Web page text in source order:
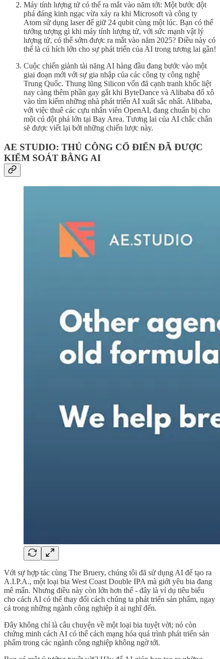
Máy tính lượng tử có thể ra mắt vào năm tới: Một bước đột
phá đáng kinh ngạc vừa xảy ra khi Microsoft và công ty
Atom sử dụng laser để giữ 24 qubit cùng một lúc. Bạn có thể
tưởng tượng gì khi máy tính lượng tử, với sức mạnh vật lý
lượng tử, có thể sớm được ra mắt vào năm 2025? Điều này có
thể là cú hích lớn cho sự phát triển của AI trong tương lai gần!
Cuộc chiến giành tài năng AI hàng đầu đang bước vào một
giai đoạn mới với sự gia nhập của các công ty công nghệ
Trung Quốc. Thung lũng Silicon vốn đã cạnh tranh khốc liệt
nay càng thêm phần gay gắt khi ByteDance và Alibaba đổ xô
vào tìm kiếm những nhà phát triển AI xuất sắc nhất. Alibaba,
với việc thuê các cựu nhân viên OpenAI, đang chuẩn bị cho
một cú đột phá lớn tại Bay Area. Tương lai của AI chắc chắn
sẽ được viết lại bởi những chiến lược này.
AE STUDIO: THỦ CÔNG CỔ ĐIỂN ĐÃ ĐƯỢC
KIỂM SOÁT BẰNG AI
Với sự hợp tác cùng The Bruery, chúng tôi đã sử dụng AI để tạo ra
A.I.P.A., một loại bia West Coast Double IPA mà giới yêu bia đang
mê mẩn. Nhưng điều này còn lớn hơn thế - đây là ví dụ tiêu biểu
cho cách AI có thể thay đổi cách chúng ta phát triển sản phẩm, ngay
cả trong những ngành công nghiệp ít ai nghĩ đến.
Đây không chỉ là câu chuyện về một loại bia tuyệt vời; nó còn
chứng minh cách AI có thể cách mạng hóa quá trình phát triển sản
phẩm trong các ngành công nghiệp không ngờ tới.